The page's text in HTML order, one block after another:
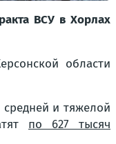
ВСУ в Хорлах
области
и тяжелой
по 627 тысяч